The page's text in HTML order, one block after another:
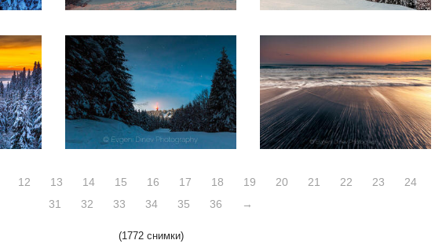
12 13 14 15 16 17 18 19 20 21 22 23 24
31
32 33 34 35 36 →
(1772 снимки)